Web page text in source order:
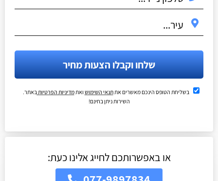
שלחו וקבלו הצעות מחיר
בשליחת הטופס הינכם מאשרים אתתנאי השימוש ואתמדיניות הפרטיותבאתר.
השירות ניתן בחינם!
או באפשרותכם לחייג אלינו כעת: